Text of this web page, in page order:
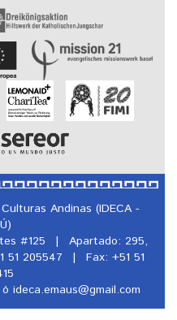
Andinas (IDECA -
#125
|
Apartado: 295,
51 205547 |
Fax: +51 51
ideca.emaus@gmail.com